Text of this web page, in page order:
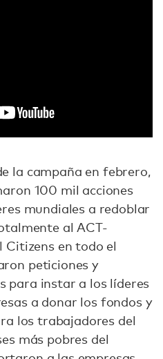
la campaña en febrero,
100 mil acciones
mundiales a redoblar
al ACT-
Citizens en todo el
peticiones y
para instar a los líderes
a donar los fondos y
los trabajadores del
más pobres del